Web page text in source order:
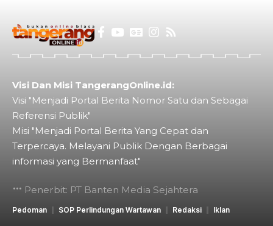
Visi Dan Misi TangerangOnline.id:
Visi "Menjadi Portal Berita Nomor Satu dan Sebagai
Referensi Publik"
Misi "Menjadi Portal Berita Yang Cepat dan
Terpercaya. Melayani Publik Dengan Berbagai
informasi yang Bermanfaat"
Penerbit: PT Banten Media Sejahtera
Pedoman SOP Perlindungan Wartawan Redaksi Iklan